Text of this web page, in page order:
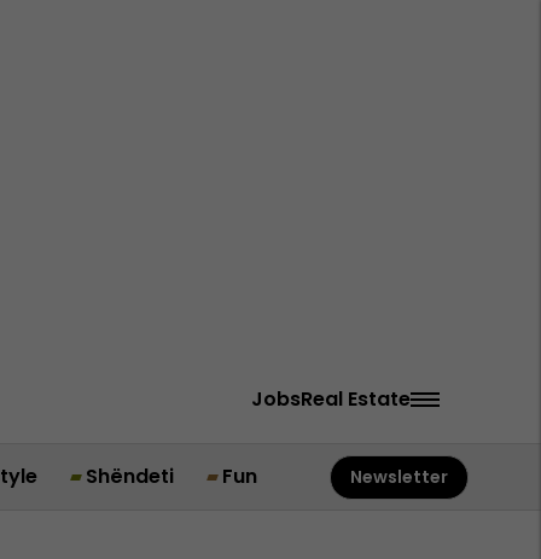
JobsReal Estate
Shëndeti Fun Newsletter